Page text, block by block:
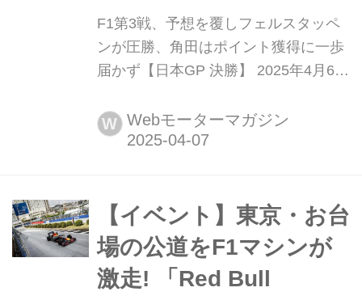
F1第3戦、予想を覆しフェルスタッペ
ンが圧勝、角田はポイント獲得に一歩
届かず【日本GP 決勝】 2025年4月6
県の鈴鹿サーキットで開催され、レッ
ドブルのマックス・フェルスタッペン
となった。このグランプリからレッド
ブルに移籍し注目を集めた角田裕毅
は、14番グリッドか...
W Webモーターマガジン
【イベント】東京・お台
場の公道をF1マシンが
激走! 「Red Bull